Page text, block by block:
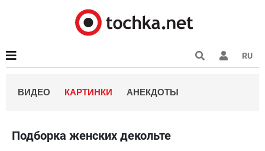
RU
ВИДЕО КАРТИНКИ АНЕКДОТЫ
Подборка женских декольте